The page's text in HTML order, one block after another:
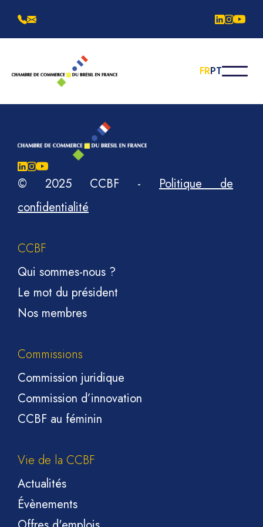
FRPT
© 2025 CCBF - Politique de
confidentialité
CCBF
Qui sommes-nous ?
Le mot du président
Nos membres
Commissions
Commission juridique
Commission d’innovation
CCBF au féminin
Vie de la CCBF
Actualités
Évènements